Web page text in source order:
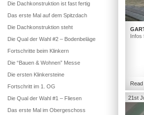
Infos
21st
Die Dachkonstruktion ist fast fertig
Das erste Mal auf dem Spitzdach
Die Dachkonstruktion steht
Die Qual der Wahl #2 – Bodenbeläge
Fortschritte beim Klinkern
Die “Bauen & Wohnen” Messe
Die ersten Klinkersteine
Fortschritt im 1. OG
Die Qual der Wahl #1 – Fliesen
Das erste Mal im Obergeschoss